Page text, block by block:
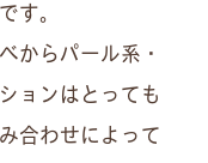
す。
からパール系・
ョンはとっても
合わせによって